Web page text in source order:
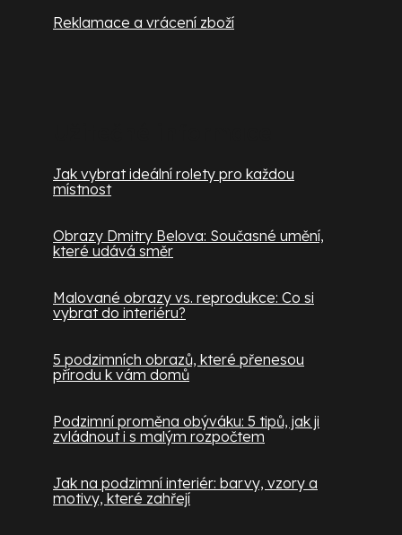
Reklamace a vrácení zboží
Jak vybrat ideální rolety pro každou
místnost
Obrazy Dmitry Belova: Současné umění,
které udává směr
Malované obrazy vs. reprodukce: Co si
vybrat do interiéru?
5 podzimních obrazů, které přenesou
přírodu k vám domů
Podzimní proměna obýváku: 5 tipů, jak ji
zvládnout i s malým rozpočtem
Jak na podzimní interiér: barvy, vzory a
motivy, které zahřejí